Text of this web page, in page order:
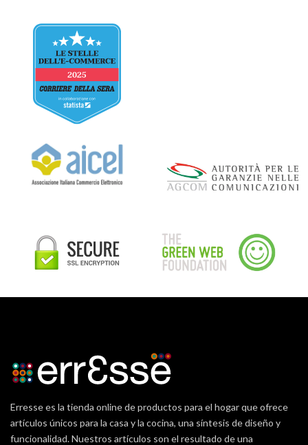
Erresse es la tienda online de productos para el hogar que ofrece
artículos únicos para la casa y la cocina, una síntesis de diseño y
funcionalidad. Nuestros artículos son el resultado de una